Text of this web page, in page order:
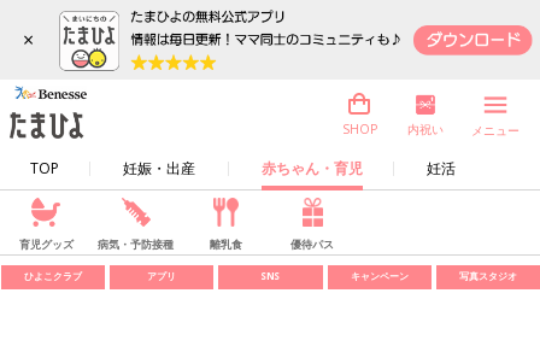
×
TOP 妊娠・出産 赤ちゃん・育児 妊活
SHOP 内祝い メニュー
育児グッズ 病気・予防接種 離乳食 優待パス
ひよこクラブ アプリ SNS キャンペーン 写真スタジオ